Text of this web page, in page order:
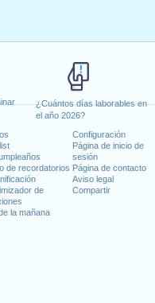
¿Cuántos días laborables en
el año 2026?
de recordatorios
de
la mañana
Configuración
Página de inicio de
sesión
Página de contacto
Aviso legal
Compartir